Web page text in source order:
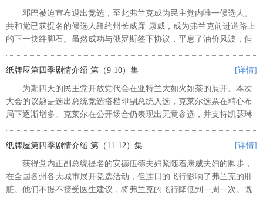
邓巴被迫宣布退出竞选，至此弗兰克成为民主党内唯一候选人。
共和党已获提名的候选人纽约州长威廉·康威，成为弗兰克前进道路上
的下一块绊脚石。虽然成功与俄罗斯签下协议，平息了油价风波，但
有对方的一半，可谓形势恶劣...
纸牌屋第四季剧情介绍 第（9-10）集 [详情]
为期四天的民主党开放党代会在亚特兰大如火如荼的展开。本次
大会的议题是选出总统竞选搭档即副总统人选，克莱尔选票在精心布
局下逐渐增多。克莱尔在公开场合仍表现出无意参选，并支持凯瑟琳
传。弗兰克也在组织他的感恩秀，...
纸牌屋第四季剧情介绍 第（11-12）集 [详情]
获得党内正副总统提名的安德伍德夫妇紧随着康威夫妇的脚步，
在全国各州各大城市展开竞选活动，但连日的飞行影响了弗兰克的肝
脏。他们不提不接受医生建议，将弗兰克的飞行降低到一周一次。既